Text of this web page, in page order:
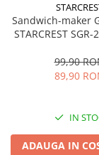
Sandwich-maker
STARCREST
Deschidere 180°,
de gatire 23 x 14
99,90
89,90
IN
ADAUGA IN